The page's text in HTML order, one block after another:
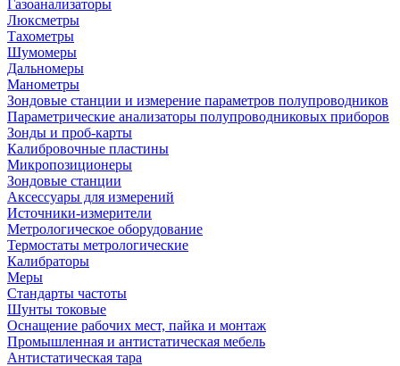
Газоанализаторы
Люксметры
Тахометры
Шумомеры
Дальномеры
Манометры
Зондовые станции и измерение параметров полупроводников
Параметрические анализаторы полупроводниковых приборов
Зонды и проб-карты
Калибровочные пластины
Микропозиционеры
Зондовые станции
Аксессуары для измерений
Источники-измерители
Метрологическое оборудование
Термостаты метрологические
Калибраторы
Меры
Стандарты частоты
Шунты токовые
Оснащение рабочих мест, пайка и монтаж
Промышленная и антистатическая мебель
Антистатическая тара